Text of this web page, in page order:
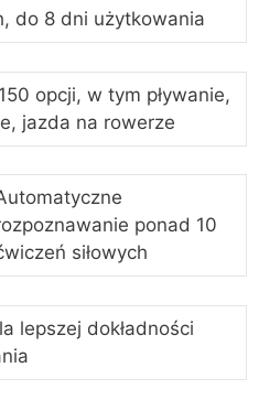
do 8 dni użytkowania
opcji, w tym pływanie,
jazda na rowerze
ponad 10
siłowych
lepszej dokładności